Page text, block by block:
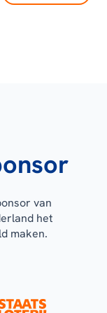
van
het
maken.